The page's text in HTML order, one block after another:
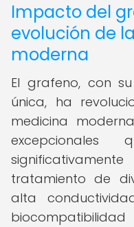
Impacto del
evolución de
moderna
El grafeno, con
única, ha
medicina
excepcionales
tratamiento de
alta